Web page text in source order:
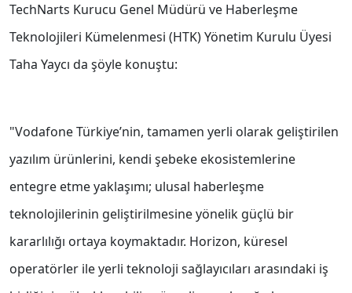
TechNarts Kurucu Genel Müdürü ve Haberleşme
Teknolojileri Kümelenmesi (HTK) Yönetim Kurulu Üyesi
Taha Yaycı da şöyle konuştu:
"Vodafone Türkiye’nin, tamamen yerli olarak geliştirilen
yazılım ürünlerini, kendi şebeke ekosistemlerine
entegre etme yaklaşımı; ulusal haberleşme
teknolojilerinin geliştirilmesine yönelik güçlü bir
kararlılığı ortaya koymaktadır. Horizon, küresel
operatörler ile yerli teknoloji sağlayıcıları arasındaki iş